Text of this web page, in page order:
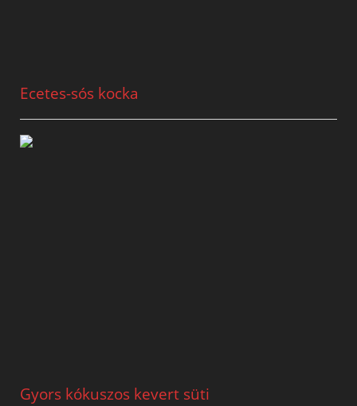
Ecetes-sós kocka
Gyors kókuszos kevert süti